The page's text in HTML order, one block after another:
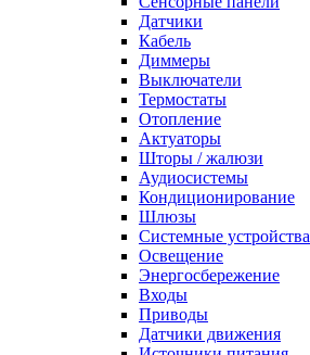
Датчики
Кабель
Диммеры
Выключатели
Термостаты
Отопление
Актуаторы
Шторы / жалюзи
Аудиосистемы
Кондиционирование
Шлюзы
Системные устройства
Освещение
Энергосбережение
Входы
Приводы
Датчики движения